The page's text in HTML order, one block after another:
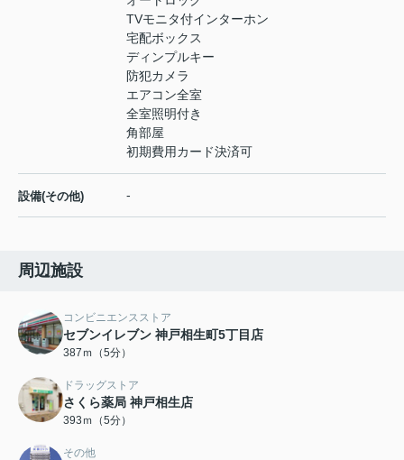
TVモニタ付インターホン
宅配ボックス
ディンプルキー
防犯カメラ
エアコン全室
全室照明付き
角部屋
初期費用カード決済可
設備(その他) -
周辺施設
コンビニエンスストア
セブンイレブン 神戸相生町5丁目店
387ｍ（5分）
ドラッグストア
さくら薬局 神戸相生店
393ｍ（5分）
その他